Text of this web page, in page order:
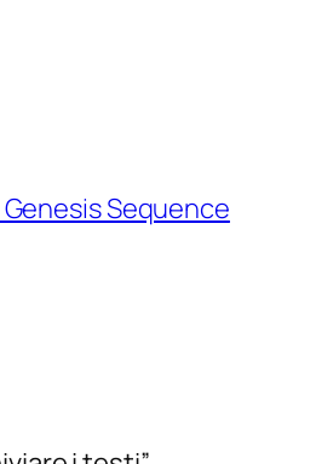
Sequence